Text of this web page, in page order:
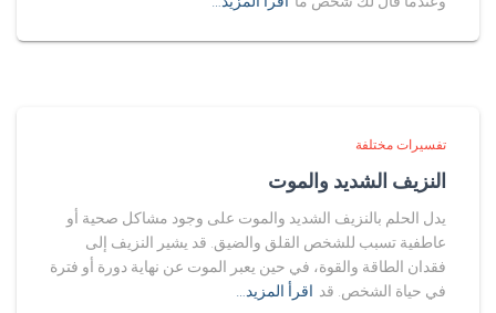
تفسيرات مختلفة
النزيف الشديد والموت
يدل الحلم بالنزيف الشديد والموت على وجود مشاكل صحية أو
عاطفية تسبب للشخص القلق والضيق. قد يشير النزيف إلى
فقدان الطاقة والقوة، في حين يعبر الموت عن نهاية دورة أو فترة
في حياة الشخص. قد اقرأ المزيد…